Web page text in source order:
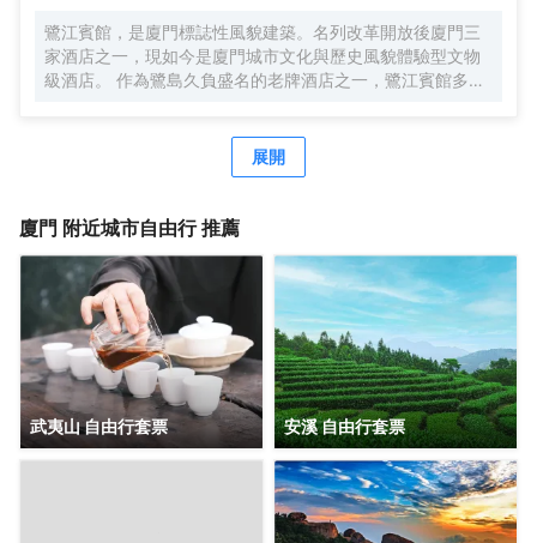
鷺江賓館，是廈門標誌性風貌建築。名列改革開放後廈門三
家酒店之一，現如今是廈門城市文化與歷史風貌體驗型文物
級酒店。 作為鷺島久負盛名的老牌酒店之一，鷺江賓館多年
粟先生曾為鷺江賓館親筆題詞：“賓至如歸”。作為鷺江道上的
地標建築，它典藏了鷺江兩岸百年來的風華，又演繹出中西
店，也是時光。 時光隧道1958，是鷺江賓館的一顆璀璨明
心跳，感受時空的故事。 鷺江賓館將鼓浪嶼景觀“搬進”房
間。晨光初照時，您一睜眼便能飽覽鼓浪嶼風光。在盥洗
室，您在洗漱同時，亦能盡情欣賞鼓浪嶼的絕美景色。 鷺江
賓館享有 “食在鷺江”的經典美譽。七樓是中外遊客和廈門人
民情有獨鍾的觀景餐廳，是集美食與美景於一體的絕美殿
堂，常年名列各大口碑排行榜前列。鷺江賓館從萬千食材到
千變萬化的烹飪手法，追求細節精緻，在飽腹之上，滿足味
蕾想象，跨越時間與山海，尋味鷺江風味。
展開
廈門 附近城市自由行 推薦
武夷山 自由行套票 安溪 自由行套票